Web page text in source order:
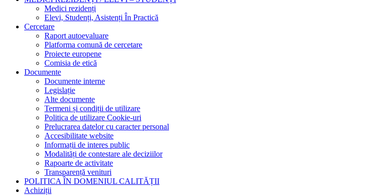
Medici rezidenți
Elevi, Studenți, Asistenți În Practică
Cercetare
Raport autoevaluare
Platforma comună de cercetare
Proiecte europene
Comisia de etică
Documente
Documente interne
Legislație
Alte documente
Termeni și condiții de utilizare
Politica de utilizare Cookie-uri
Prelucrarea datelor cu caracter personal
Accesibilitate website
Informații de interes public
Modalități de contestare ale deciziilor
Rapoarte de activitate
Transparență venituri
POLITICA ÎN DOMENIUL CALITĂȚII
Achiziții